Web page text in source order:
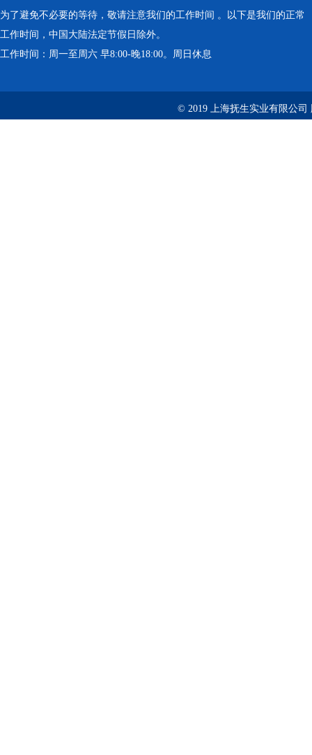
为了避免不必要的等待，敬请注意我们的工作时间 。以下是我们的正常
工作时间，中国大陆法定节假日除外。
工作时间：周一至周六 早8:00-晚18:00。周日休息
© 2019 上海抚生实业有限公司